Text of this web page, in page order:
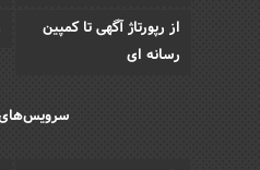
از رپورتاژ آگهی تا کمپین
رسانه ای